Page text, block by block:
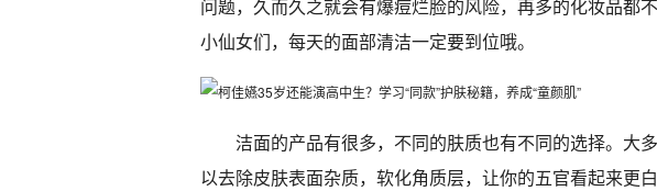
问题，久而久之就会有爆痘烂脸的风险，再多的化妆品都
小仙女们，每天的面部清洁一定要到位哦。
洁面的产品有很多，不同的肤质也有不同的选择。大
以去除皮肤表面杂质，软化角质层，让你的五官看起来更